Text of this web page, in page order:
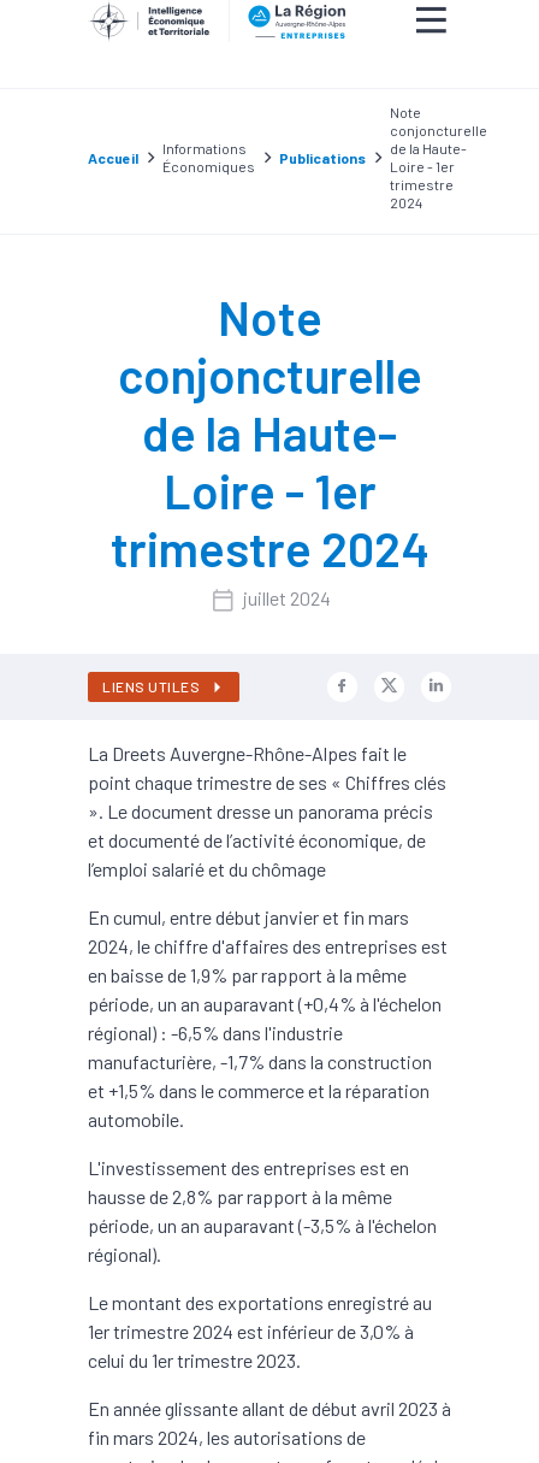
Accueil
Informations
Économiques
Publications
Note
conjoncturelle
de la Haute-
Loire - 1er
trimestre
2024
Note
conjoncturelle
de la Haute-
Loire - 1er
trimestre 2024
juillet 2024
LIENS UTILES
La Dreets Auvergne-Rhône-Alpes fait le
point chaque trimestre de ses « Chiffres clés
». Le document dresse un panorama précis
et documenté de l’activité économique, de
l’emploi salarié et du chômage
En cumul, entre début janvier et fin mars
2024, le chiffre d'affaires des entreprises est
en baisse de 1,9% par rapport à la même
période, un an auparavant (+0,4% à l'échelon
régional) : -6,5% dans l'industrie
manufacturière, -1,7% dans la construction
et +1,5% dans le commerce et la réparation
automobile.
L'investissement des entreprises est en
hausse de 2,8% par rapport à la même
période, un an auparavant (-3,5% à l'échelon
régional).
Le montant des exportations enregistré au
1er trimestre 2024 est inférieur de 3,0% à
celui du 1er trimestre 2023.
En année glissante allant de début avril 2023 à
fin mars 2024, les autorisations de